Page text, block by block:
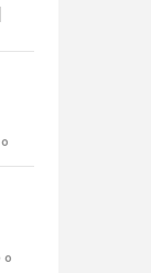
0
0